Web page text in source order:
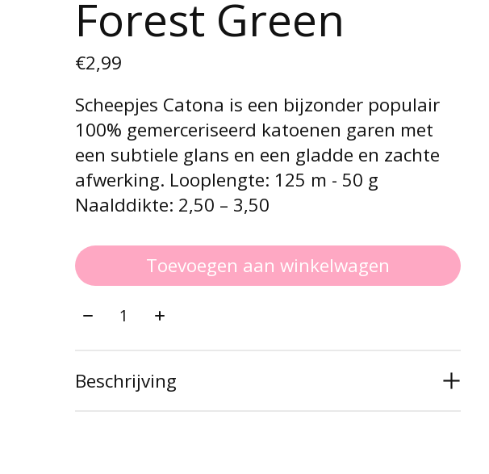
Forest Green
€2,99
Scheepjes Catona is een bijzonder populair
100% gemerceriseerd katoenen garen met
een subtiele glans en een gladde en zachte
afwerking. Looplengte: 125 m - 50 g
Naalddikte: 2,50 – 3,50
Toevoegen aan winkelwagen
Aantal:
Beschrijving